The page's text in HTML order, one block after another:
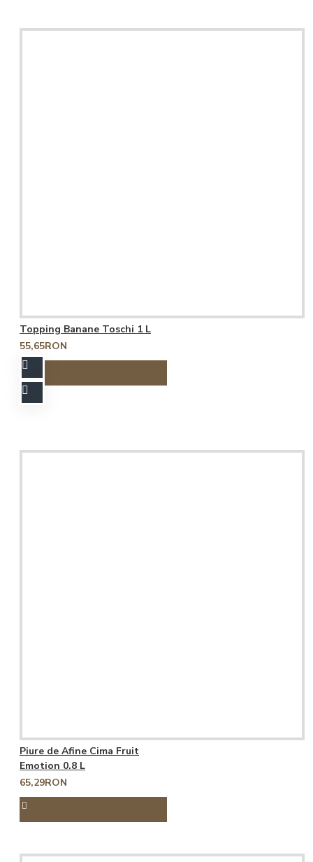
Topping Banane Toschi 1 L
55,65RON
Piure de Afine Cima Fruit
Emotion 0.8 L
65,29RON